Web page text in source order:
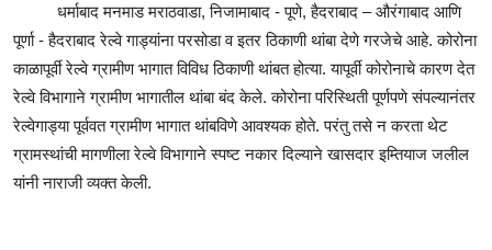
धर्माबाद मनमाड मराठवाडा, निजामाबाद - पूणे, हैदराबाद – औरंगाबाद आणि
पूर्णा - हैदराबाद रेल्वे गाड्यांना परसोडा व इतर ठिकाणी थांबा देणे गरजेचे आहे. कोरोना
काळापूर्वी रेल्वे ग्रामीण भागात विविध ठिकाणी थांबत होत्या. यापूर्वी कोरोनाचे कारण देत
रेल्वे विभागाने ग्रामीण भागातील थांबा बंद केले. कोरोना परिस्थिती पूर्णपणे संपल्यानंतर
रेल्वेगाड्या पूर्ववत ग्रामीण भागात थांबविणे आवश्यक होते. परंतु तसे न करता थेट
ग्रामस्थांची मागणीला रेल्वे विभागाने स्पष्ट नकार दिल्याने खासदार इम्तियाज जलील
यांनी नाराजी व्यक्त केली.